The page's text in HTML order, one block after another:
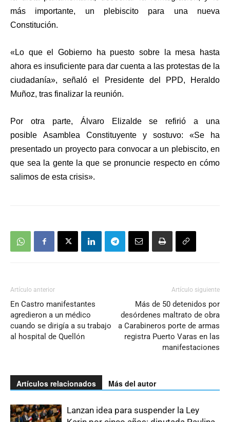
más importante, un plebiscito para una nueva
Constitución.
«Lo que el Gobierno ha puesto sobre la mesa hasta
ahora es insuficiente para dar cuenta a las protestas de la
ciudadanía», señaló el Presidente del PPD,
Heraldo
Muñoz, tras finalizar la reunión.
Por otra parte, Álvaro Elizaldese refirió a una
posible Asamblea Constituyente y sostuvo: «Se ha
presentado un proyecto para convocar a un plebiscito, en
que sea la gente la que se pronuncie respecto en cómo
salimos de esta crisis».
Artículo anterior
En Castro manifestantes
agredieron a un médico
cuando se dirigía a su trabajo
al hospital de Quellón
Artículo siguiente
Más de 50 detenidos por
desórdenes maltrato de obra
a Carabineros porte de armas
registra Puerto Varas en las
manifestaciones
Artículos relacionados Más del autor
Lanzan idea para suspender la Ley